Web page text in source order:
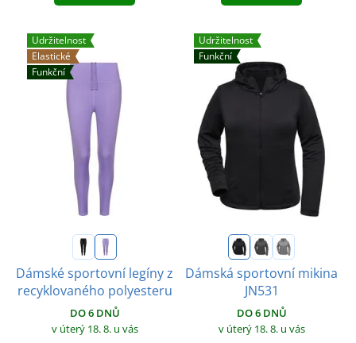
Udržitelnost
Elastické
Funkční
Dámské sportovní legíny z
recyklovaného polyesteru
DO 6 DNŮ
v úterý 18. 8. u vás
Udržitelnost
Funkční
Dámská sportovní mikina
JN531
DO 6 DNŮ
v úterý 18. 8. u vás